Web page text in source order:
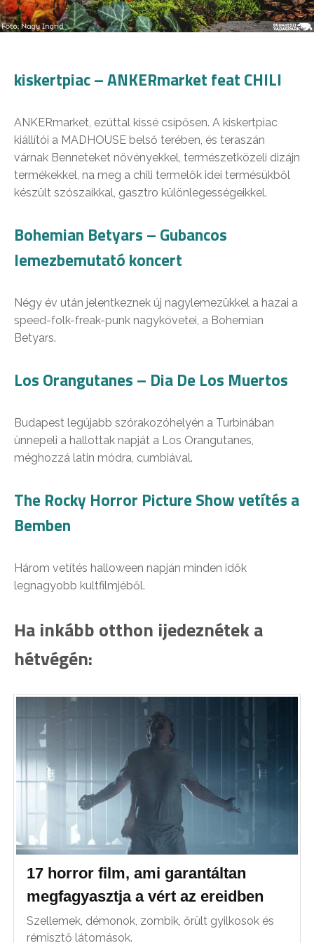
kiskertpiac – ANKERmarket feat CHILI
ANKERmarket, ezúttal kissé csípősen. A kiskertpiac
kiállítói a MADHOUSE belső terében, és teraszán
várnak Benneteket növényekkel, természetközeli dizájn
termékekkel, na meg a chili termelők idei termésükből
készült szószaikkal, gasztro különlegességeikkel.
Bohemian Betyars – Gubancos
lemezbemutató koncert
Négy év után jelentkeznek új nagylemezükkel a hazai a
speed-folk-freak-punk nagykövetei, a Bohemian
Betyars.
Los Orangutanes – Dia De Los Muertos
Budapest legújabb szórakozóhelyén a Turbinában
ünnepeli a hallottak napját a Los Orangutanes,
méghozzá latin módra, cumbiával.
The Rocky Horror Picture Show vetítés a
Bemben
Három vetítés halloween napján minden idők
legnagyobb kultfilmjéből.
Ha inkább otthon ijedeznétek a
hétvégén:
17 horror film, ami garantáltan
megfagyasztja a vért az ereidben
Szellemek, démonok, zombik, őrült gyilkosok és
rémisztő látomások.